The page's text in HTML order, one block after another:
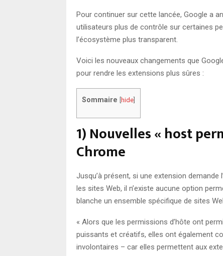
Pour continuer sur cette lancée, Google a
utilisateurs plus de contrôle sur certaines
l’écosystème plus transparent.
Voici les nouveaux changements que
pour rendre les extensions plus sûres :
Sommaire hide
1) Nouvelles « host
Chrome
Jusqu’à présent, si une extension
les sites Web, il n’existe aucune option
blanche un ensemble spécifique de sites
« Alors que les permissions d’hôte ont
puissants et créatifs, elles ont également
involontaires – car elles permettent aux